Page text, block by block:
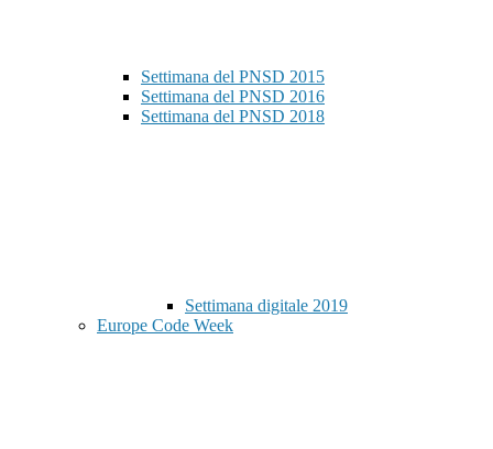
Settimana del PNSD 2015
Settimana del PNSD 2016
Settimana del PNSD 2018
Settimana digitale 2019
Europe Code Week